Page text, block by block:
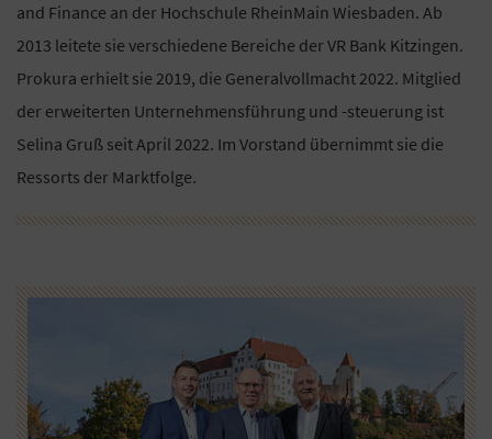
and Finance an der Hochschule RheinMain Wiesbaden. Ab
2013 leitete sie verschiedene Bereiche der VR Bank Kitzingen.
Prokura erhielt sie 2019, die Generalvollmacht 2022. Mitglied
der erweiterten Unternehmensführung und -steuerung ist
Selina Gruß seit April 2022. Im Vorstand übernimmt sie die
Ressorts der Marktfolge.